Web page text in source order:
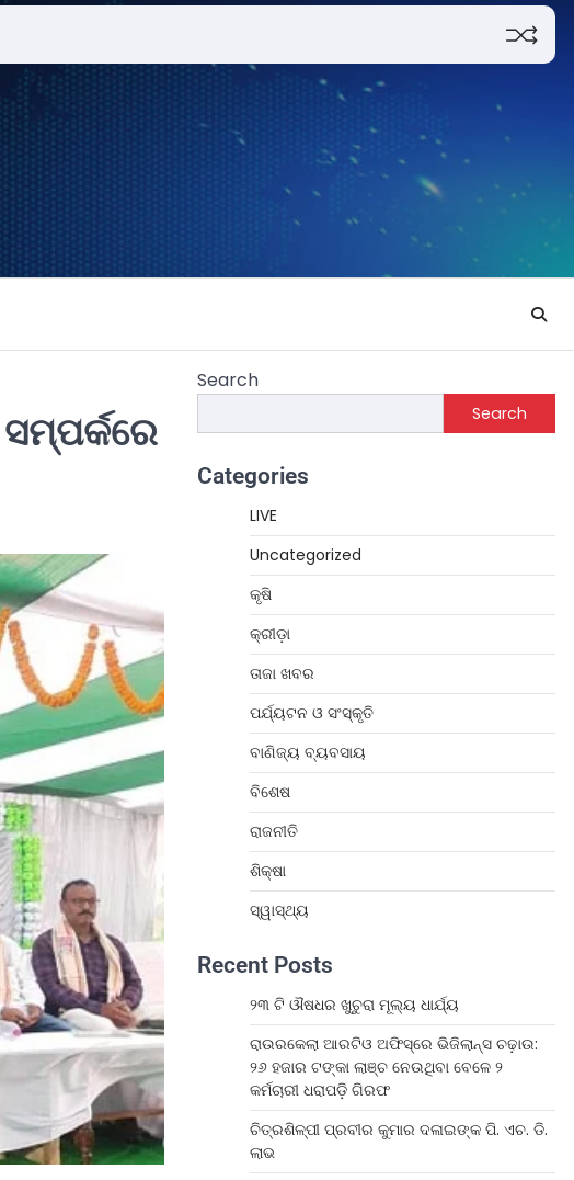
Search
Search
Categories
LIVE
Uncategorized
କୃଷି
କ୍ରୀଡ଼ା
ତାଜା ଖବର
ପର୍ଯ୍ୟଟନ ଓ ସଂସ୍କୃତି
ବାଣିଜ୍ୟ ବ୍ୟବସାୟ
ବିଶେଷ
ରାଜନୀତି
ଶିକ୍ଷା
ସ୍ୱାସ୍ଥ୍ୟ
Recent Posts
୨୩ ଟି ଔଷଧର ଖୁଚୁରା ମୂଲ୍ୟ ଧାର୍ଯ୍ୟ
ରାଉରକେଲା ଆରଟିଓ ଅଫିସ୍‌ରେ ଭିଜିଲାନ୍ସ ଚଢ଼ାଉ:
୨୬ ହଜାର ଟଙ୍କା ଲାଞ୍ଚ ନେଉଥିବା ବେଳେ ୨
କର୍ମଚାରୀ ଧରାପଡ଼ି ଗିରଫ
ଚିତ୍ରଶିଳ୍ପୀ ପ୍ରବୀର କୁମାର ଦଳାଇଙ୍କ ପି. ଏଚ. ଡି.
ଲାଭ